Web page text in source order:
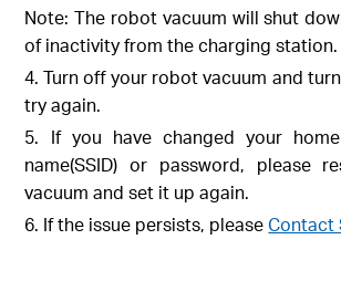
Note: The robot vacuum will shut
of inactivity from the charging station.
4. Turn off your robot vacuum and
try again.
5. If you have changed your
name(SSID) or password, please
vacuum and set it up again.
6. If the issue persists, pleaseContact